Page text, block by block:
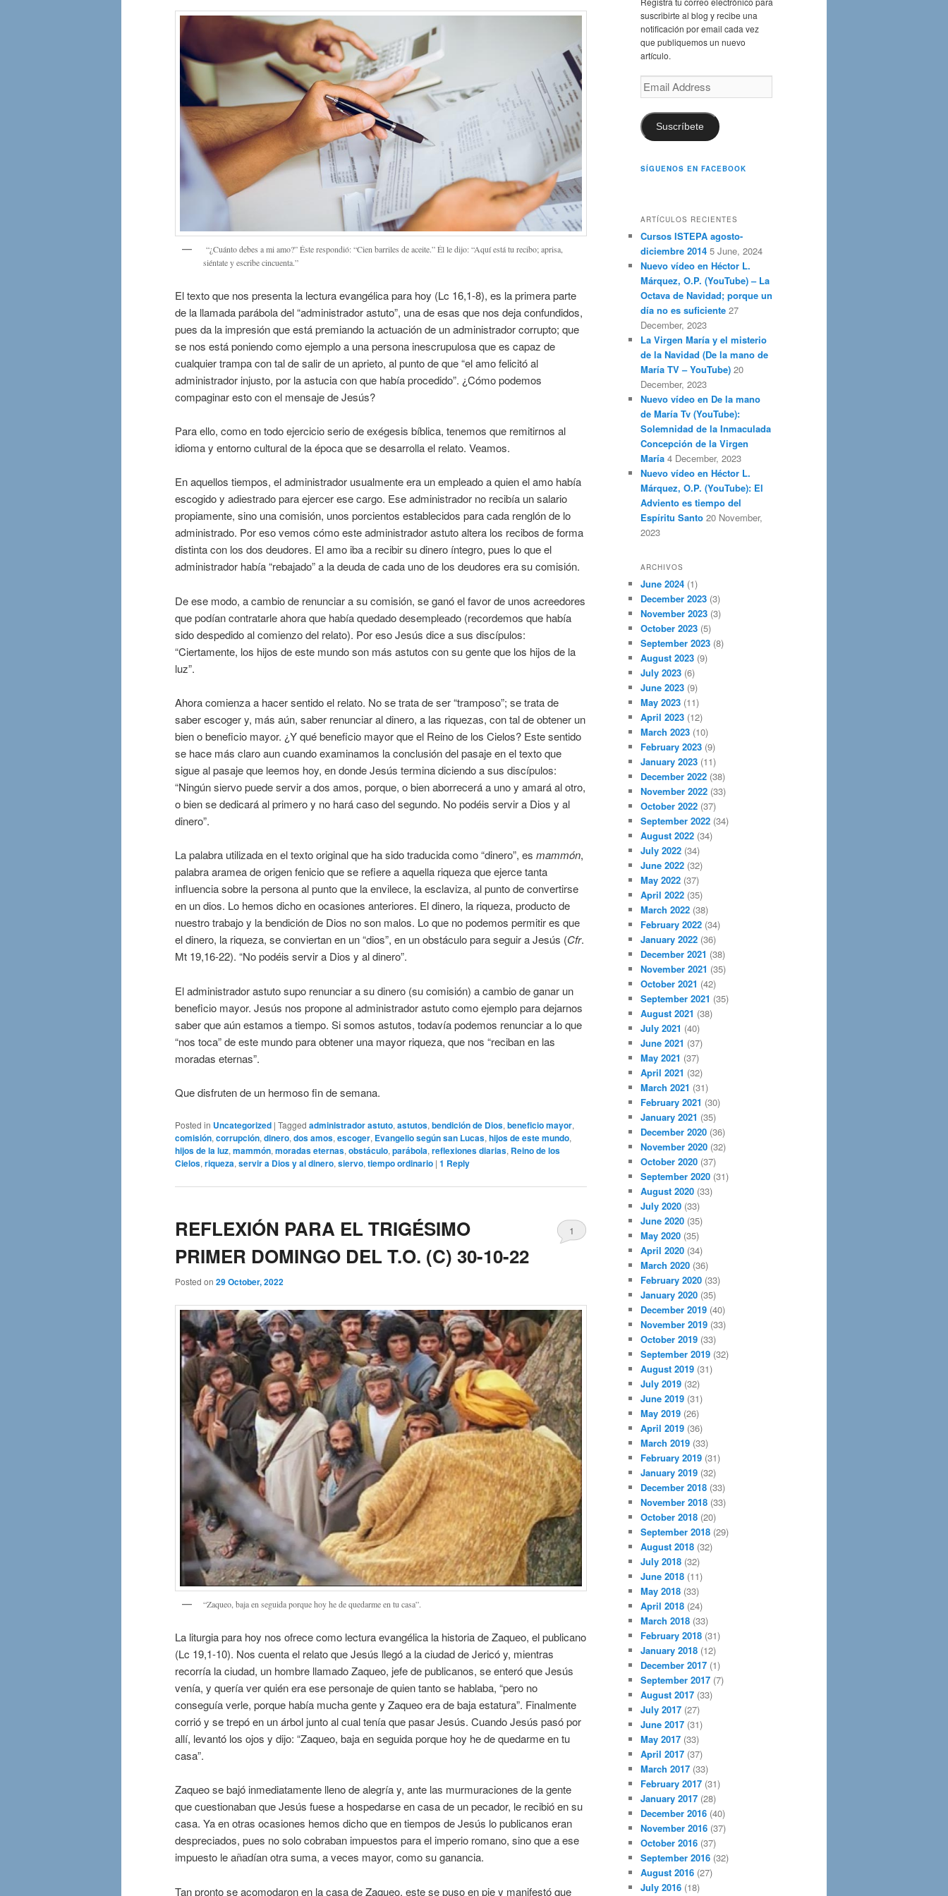
“¿Cuánto debes a mi amo?” Éste respondió: “Cien barriles de aceite.” Él le dijo: “Aquí está tu recibo; aprisa,
siéntate y escribe cincuenta.”
El texto que nos presenta la lectura evangélica para hoy (Lc 16,1-8), es la primera parte
de la llamada parábola del “administrador astuto”, una de esas que nos deja confundidos,
pues da la impresión que está premiando la actuación de un administrador corrupto; que
se nos está poniendo como ejemplo a una persona inescrupulosa que es capaz de
cualquier trampa con tal de salir de un aprieto, al punto de que “el amo felicitó al
administrador injusto, por la astucia con que había procedido”. ¿Cómo podemos
compaginar esto con el mensaje de Jesús?
Para ello, como en todo ejercicio serio de exégesis bíblica, tenemos que remitirnos al
idioma y entorno cultural de la época que se desarrolla el relato. Veamos.
En aquellos tiempos, el administrador usualmente era un empleado a quien el amo había
escogido y adiestrado para ejercer ese cargo. Ese administrador no recibía un salario
propiamente, sino una comisión, unos porcientos establecidos para cada renglón de lo
administrado. Por eso vemos cómo este administrador astuto altera los recibos de forma
distinta con los dos deudores. El amo iba a recibir su dinero íntegro, pues lo que el
administrador había “rebajado” a la deuda de cada uno de los deudores era su comisión.
De ese modo, a cambio de renunciar a su comisión, se ganó el favor de unos acreedores
que podían contratarle ahora que había quedado desempleado (recordemos que había
sido despedido al comienzo del relato). Por eso Jesús dice a sus discípulos:
“Ciertamente, los hijos de este mundo son más astutos con su gente que los hijos de la
luz”.
Ahora comienza a hacer sentido el relato. No se trata de ser “tramposo”; se trata de
saber escoger y, más aún, saber renunciar al dinero, a las riquezas, con tal de obtener un
bien o beneficio mayor. ¿Y qué beneficio mayor que el Reino de los Cielos? Este sentido
se hace más claro aun cuando examinamos la conclusión del pasaje en el texto que
sigue al pasaje que leemos hoy, en donde Jesús termina diciendo a sus discípulos:
“Ningún siervo puede servir a dos amos, porque, o bien aborrecerá a uno y amará al otro,
o bien se dedicará al primero y no hará caso del segundo. No podéis servir a Dios y al
dinero”.
La palabra utilizada en el texto original que ha sido traducida como “dinero”, es mammón,
palabra aramea de origen fenicio que se refiere a aquella riqueza que ejerce tanta
influencia sobre la persona al punto que la envilece, la esclaviza, al punto de convertirse
en un dios. Lo hemos dicho en ocasiones anteriores. El dinero, la riqueza, producto de
nuestro trabajo y la bendición de Dios no son malos. Lo que no podemos permitir es que
el dinero, la riqueza, se conviertan en un “dios”, en un obstáculo para seguir a Jesús (Cfr.
Mt 19,16-22). “No podéis servir a Dios y al dinero”.
El administrador astuto supo renunciar a su dinero (su comisión) a cambio de ganar un
beneficio mayor. Jesús nos propone al administrador astuto como ejemplo para dejarnos
saber que aún estamos a tiempo. Si somos astutos, todavía podemos renunciar a lo que
“nos toca” de este mundo para obtener una mayor riqueza, que nos “reciban en las
moradas eternas”.
Que disfruten de un hermoso fin de semana.
Posted in Uncategorized | Tagged administrador astuto, astutos, bendición de Dios, beneficio mayor,
comisión, corrupción, dinero, dos amos, escoger, Evangelio según san Lucas, hijos de este mundo,
hijos de la luz, mammón, moradas eternas, obstáculo, parábola, reflexiones diarias, Reino de los
Cielos, riqueza, servir a Dios y al dinero, siervo, tiempo ordinario | 1 Reply
REFLEXIÓN PARA EL TRIGÉSIMO
PRIMER DOMINGO DEL T.O. (C) 30-10-22
Posted on 29 October, 2022
1
“Zaqueo, baja en seguida porque hoy he de quedarme en tu casa”.
La liturgia para hoy nos ofrece como lectura evangélica la historia de Zaqueo, el publicano
(Lc 19,1-10). Nos cuenta el relato que Jesús llegó a la ciudad de Jericó y, mientras
recorría la ciudad, un hombre llamado Zaqueo, jefe de publicanos, se enteró que Jesús
venía, y quería ver quién era ese personaje de quien tanto se hablaba, “pero no
conseguía verle, porque había mucha gente y Zaqueo era de baja estatura”. Finalmente
corrió y se trepó en un árbol junto al cual tenía que pasar Jesús. Cuando Jesús pasó por
allí, levantó los ojos y dijo: “Zaqueo, baja en seguida porque hoy he de quedarme en tu
casa”.
Zaqueo se bajó inmediatamente lleno de alegría y, ante las murmuraciones de la gente
que cuestionaban que Jesús fuese a hospedarse en casa de un pecador, le recibió en su
casa. Ya en otras ocasiones hemos dicho que en tiempos de Jesús lo publicanos eran
despreciados, pues no solo cobraban impuestos para el imperio romano, sino que a ese
impuesto le añadían otra suma, a veces mayor, como su ganancia.
Tan pronto se acomodaron en la casa de Zaqueo, este se puso en pie y manifestó que
suscribirte al blog y recibe una
notificación por email cada vez
que publiquemos un nuevo
artículo.
Email
Address
Suscríbete
SÍGUENOS EN FACEBOOK
ARTÍCULOS RECIENTES
Cursos ISTEPA agosto-
diciembre 2014 5 June, 2024
Nuevo vídeo en Héctor L.
Márquez, O.P. (YouTube) – La
Octava de Navidad; porque un
día no es suficiente 27
December, 2023
La Virgen María y el misterio
de la Navidad (De la mano de
María TV – YouTube) 20
December, 2023
Nuevo vídeo en De la mano
de María Tv (YouTube):
Solemnidad de la Inmaculada
Concepción de la Virgen
María 4 December, 2023
Nuevo vídeo en Héctor L.
Márquez, O.P. (YouTube): El
Adviento es tiempo del
Espíritu Santo 20 November,
2023
ARCHIVOS
June 2024 (1)
December 2023 (3)
November 2023 (3)
October 2023 (5)
September 2023 (8)
August 2023 (9)
July 2023 (6)
June 2023 (9)
May 2023 (11)
April 2023 (12)
March 2023 (10)
February 2023 (9)
January 2023 (11)
December 2022 (38)
November 2022 (33)
October 2022 (37)
September 2022 (34)
August 2022 (34)
July 2022 (34)
June 2022 (32)
May 2022 (37)
April 2022 (35)
March 2022 (38)
February 2022 (34)
January 2022 (36)
December 2021 (38)
November 2021 (35)
October 2021 (42)
September 2021 (35)
August 2021 (38)
July 2021 (40)
June 2021 (37)
May 2021 (37)
April 2021 (32)
March 2021 (31)
February 2021 (30)
January 2021 (35)
December 2020 (36)
November 2020 (32)
October 2020 (37)
September 2020 (31)
August 2020 (33)
July 2020 (33)
June 2020 (35)
May 2020 (35)
April 2020 (34)
March 2020 (36)
February 2020 (33)
January 2020 (35)
December 2019 (40)
November 2019 (33)
October 2019 (33)
September 2019 (32)
August 2019 (31)
July 2019 (32)
June 2019 (31)
May 2019 (26)
April 2019 (36)
March 2019 (33)
February 2019 (31)
January 2019 (32)
December 2018 (33)
November 2018 (33)
October 2018 (20)
September 2018 (29)
August 2018 (32)
July 2018 (32)
June 2018 (11)
May 2018 (33)
April 2018 (24)
March 2018 (33)
February 2018 (31)
January 2018 (12)
December 2017 (1)
September 2017 (7)
August 2017 (33)
July 2017 (27)
June 2017 (31)
May 2017 (33)
April 2017 (37)
March 2017 (33)
February 2017 (31)
January 2017 (28)
December 2016 (40)
November 2016 (37)
October 2016 (37)
September 2016 (32)
August 2016 (27)
July 2016 (18)